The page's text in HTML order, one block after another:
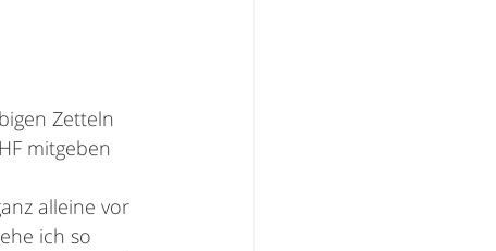
Zetteln
mitgeben
alleine vor
ich so